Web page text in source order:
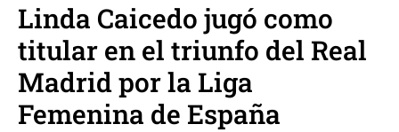
Linda Caicedo jugó como
titular en el triunfo del Real
Madrid por la Liga
Femenina de España